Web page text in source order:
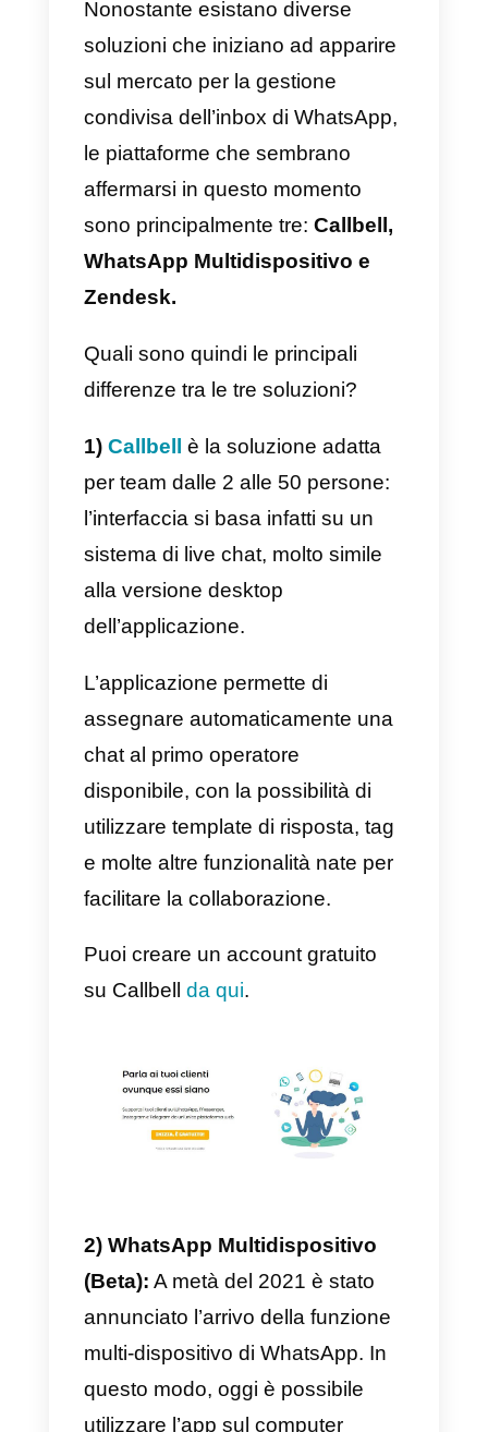
più persone
contemporaneamente, oltre che
l’invio di messaggi transazionali
(boarding pass, reset della
password, notifiche push etc…).
Andiamo quindi a scoprire quali
sono le soluzioni che permettono
alle aziende di sfruttare il canale
di WhatsApp per comunicare,
supportare e vendere attraverso
l’applicazione di messaggistica
più diffusa al mondo.
Quali sono le soluzioni per
modalità multiutente?
Nonostante esistano diverse
condivisa dell’inbox di WhatsApp,
le piattaforme che sembrano
affermarsi in questo momento
sono principalmente tre: